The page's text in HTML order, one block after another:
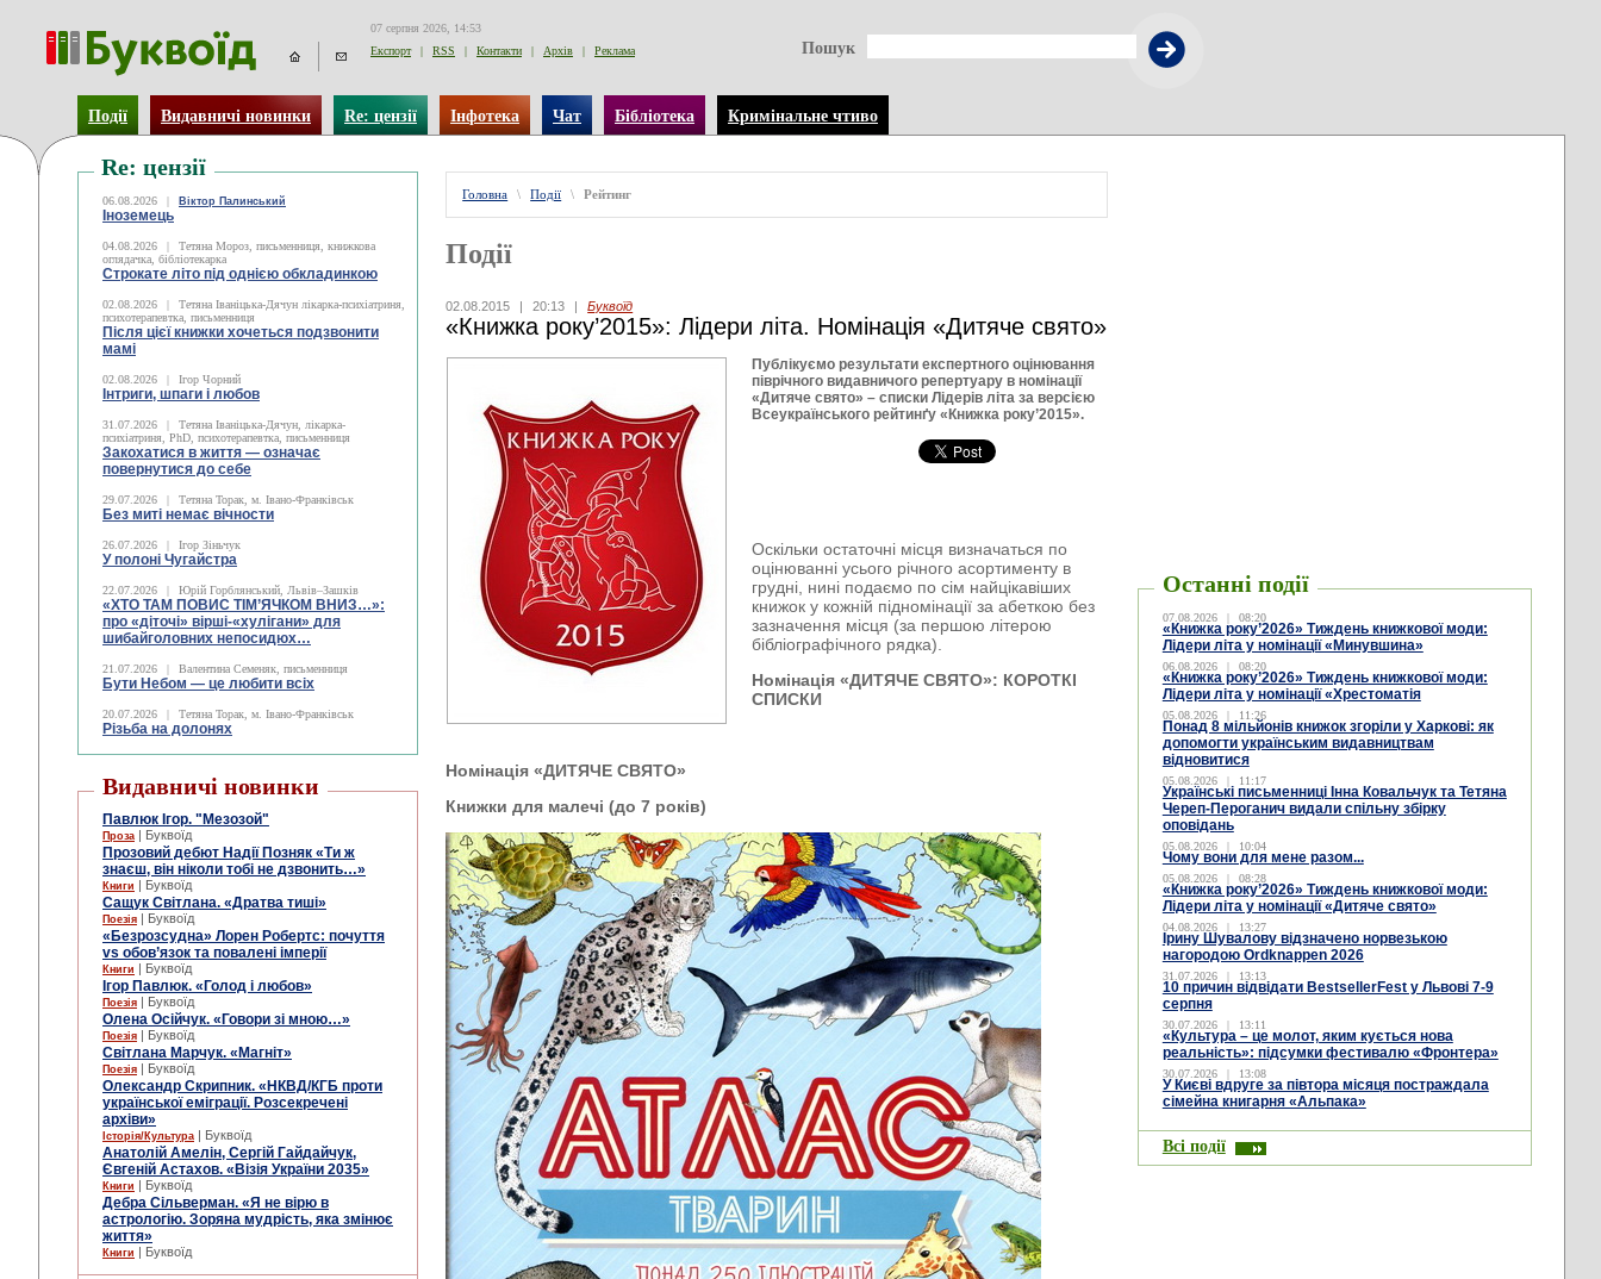
07 серпня 2026, 14:53
Експорт
| RSS | Контакти | Архів | Реклама Пошук
Події Видавничі новинки Re: цензії Інфотека Чат Бібліотека Кримінальне чтиво
Re: цензії
06.08.2026 | Віктор Палинський
Іноземець
04.08.2026 |
Тетяна Мороз, письменниця, книжкова
оглядачка, бібліотекарка
Строкате літо під однією обкладинкою
02.08.2026 |
Тетяна Іваніцька-Дячун лікарка-психіатриня,
психотерапевтка, письменниця
Після цієї книжки хочеться подзвонити
мамі
02.08.2026 | Ігор Чорний
Інтриги, шпаги і любов
31.07.2026 |
Тетяна Іваніцька-Дячун, лікарка-
психіатриня, PhD, психотерапевтка, письменниця
Закохатися в життя — означає
повернутися до себе
29.07.2026 | Тетяна Торак, м. Івано-Франківськ
Без миті немає вічности
26.07.2026 | Ігор Зіньчук
У полоні Чугайстра
22.07.2026 | Юрій Горблянський, Львів–Зашків
«ХТО ТАМ ПОВИС ТІМ’ЯЧКОМ ВНИЗ…»:
про «діточі» вірші-«хулігани» для
шибайголовних непосидюх…
21.07.2026 | Валентина Семеняк, письменниця
Бути Небом ― це любити всіх
20.07.2026 | Тетяна Торак, м. Івано-Франківськ
Різьба на долонях
Видавничі новинки
Павлюк Ігор. "Мезозой"
Проза | Буквоїд
Прозовий дебют Надії Позняк «Ти ж
знаєш, він ніколи тобі не дзвонить…»
Книги | Буквоїд
Сащук Світлана. «Дратва тиші»
Поезія | Буквоїд
«Безрозсудна» Лорен Робертс: почуття
vs обов’язок та повалені імперії
Книги | Буквоїд
Ігор Павлюк. «Голод і любов»
Поезія | Буквоїд
Олена Осійчук. «Говори зі мною…»
Поезія | Буквоїд
Світлана Марчук. «Магніт»
Поезія | Буквоїд
Олександр Скрипник. «НКВД/КГБ проти
української еміграції. Розсекречені
архіви»
Історія/Культура | Буквоїд
Анатолій Амелін, Сергій Гайдайчук,
Євгеній Астахов. «Візія України 2035»
Книги | Буквоїд
Дебра Сільверман. «Я не вірю в
астрологію. Зоряна мудрість, яка змінює
життя»
Книги | Буквоїд
Головна \ Події \ Рейтинг
Події
02.08.2015 | 20:13 | Буквоїд
«Книжка року’2015»: Лідери літа. Номінація «Дитяче свято»
Публікуємо результати експертного оцінювання
піврічного видавничого репертуару в номінації
«Дитяче свято» – списки Лідерів літа за версією
Всеукраїнського рейтинґу «Книжка року’2015».
Оскільки остаточні місця визначаться по
оцінюванні усього річного асортименту в
грудні, нині подаємо по сім найцікавіших
книжок у кожній підномінації за абеткою без
зазначення місця (за першою літерою
бібліографічного рядка).
Номінація «ДИТЯЧЕ СВЯТО»: КОРОТКІ
СПИСКИ
Номінація «ДИТЯЧЕ СВЯТО»
Книжки для малечі (до 7 років)
Останні події
07.08.2026 | 08:20
«Книжка року’2026» Тиждень книжкової моди:
Лідери літа у номінації «Минувшина»
06.08.2026 | 08:20
«Книжка року’2026» Тиждень книжкової моди:
Лідери літа у номінації «Хрестоматія
05.08.2026 | 11:26
Понад 8 мільйонів книжок згоріли у Харкові: як
допомогти українським видавництвам
відновитися
05.08.2026 | 11:17
Українські письменниці Інна Ковальчук та Тетяна
Череп-Пероганич видали спільну збірку
оповідань
05.08.2026 | 10:04
Чому вони для мене разом...
05.08.2026 | 08:28
«Книжка року’2026» Тиждень книжкової моди:
Лідери літа у номінації «Дитяче свято»
04.08.2026 | 13:27
Ірину Шувалову відзначено норвезькою
нагородою Ordknappen 2026
31.07.2026 | 13:13
10 причин відвідати BestsellerFest у Львові 7-9
серпня
30.07.2026 | 13:11
«Культура – це молот, яким кується нова
реальність»: підсумки фестивалю «Фронтера»
30.07.2026 | 13:08
У Києві вдруге за півтора місяця постраждала
сімейна книгарня «Альпака»
Всі події